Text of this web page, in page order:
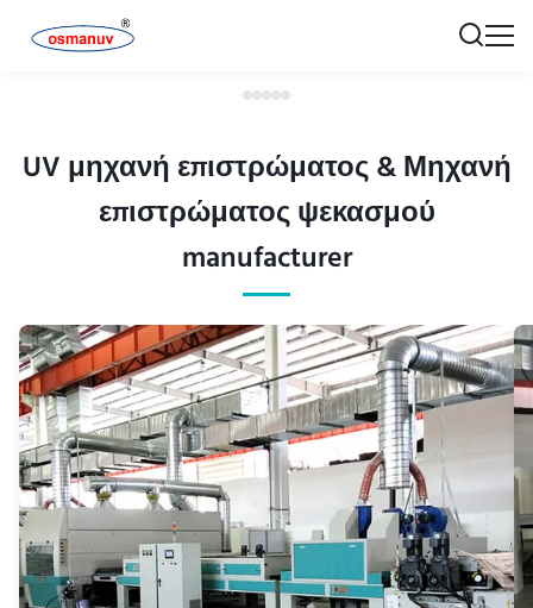
UV μηχανή επιστρώματος & Μηχανή
επιστρώματος ψεκασμού
manufacturer